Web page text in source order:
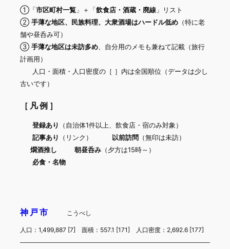
①「市区町村一覧 」＋「飲食店・酒蔵・廃線 」リスト
② 手薄な地区、民族料理、大衆酒場はハードル低め （特に老
舗や昼呑み可）
③ 手薄な地区は未訪多め、自分用のメモも兼ねて記載（旅行
計画用）
人口・面積・人口密度の［ ］内は全国順位（データは少し
古いです）
［凡例］
登録あり
（自治体1件以上、飲食店・宿のみ対象）
記事あり
（リンク） 以前訪問 （無印は未訪）
燗酒推し
朝昼呑み（夕方は15時～）
必食・名物
神戸市 こうべし
人口：1,499,887 [7] 面積：557.1 [171] 人口密度：2,692.6 [177]